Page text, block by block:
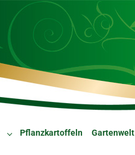
Submenu for "Blumenzwiebeln"
Pflanzkartoffeln Gartenwelt